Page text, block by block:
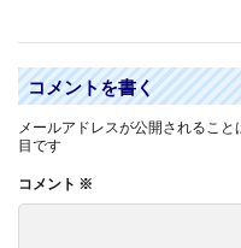
コメントを書く
メールアドレスが公開されること
目です
コメント ※